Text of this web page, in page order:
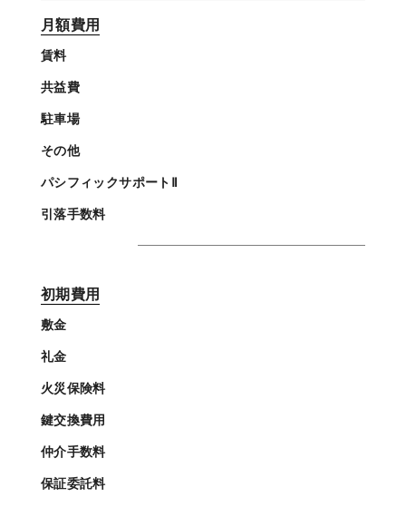
月額費用
賃料
共益費
駐車場
その他
パシフィックサポートⅡ
引落手数料
初期費用
敷金
礼金
火災保険料
鍵交換費用
仲介手数料
保証委託料